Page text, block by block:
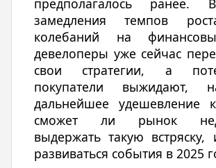
предполагалось ранее.
замедления темпов
колебаний на
девелоперы уже сейчас
свои стратегии, а
покупатели выжидают,
дальнейшее удешевление
сможет ли рынок
выдержать такую встряску,
развиваться события в 2025